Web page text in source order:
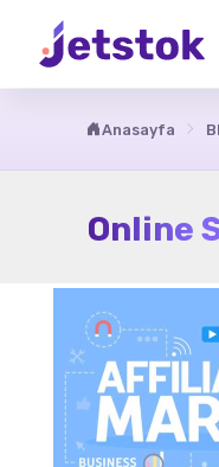
Anasayfa
Online